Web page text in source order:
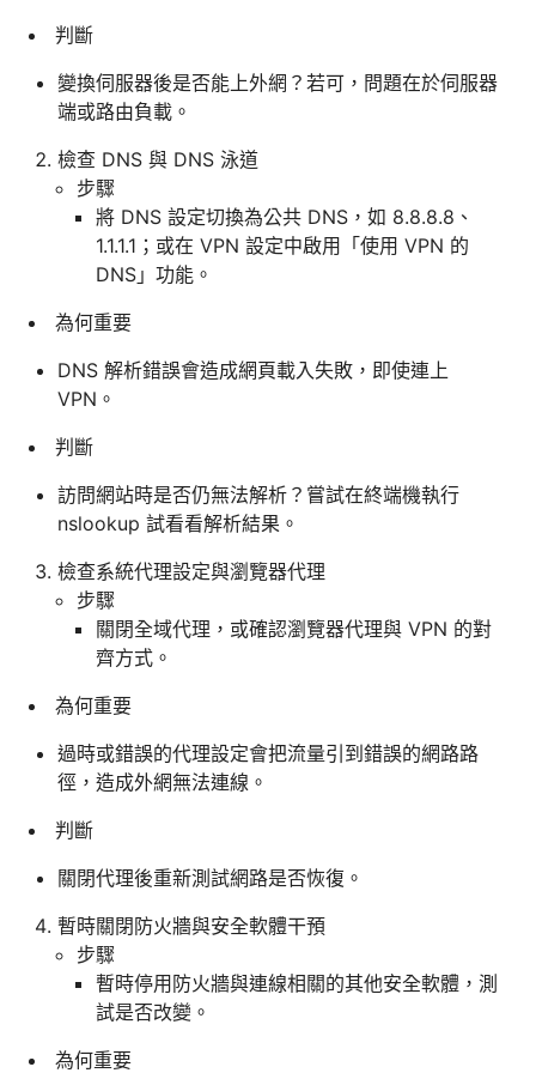
判斷
變換伺服器後是否能上外網？若可，問題在於伺服器
端或路由負載。
檢查 DNS 與 DNS 泳道
步驟
將 DNS 設定切換為公共 DNS，如 8.8.8.8、
1.1.1.1；或在 VPN 設定中啟用「使用 VPN 的
DNS」功能。
為何重要
DNS 解析錯誤會造成網頁載入失敗，即使連上
VPN。
判斷
訪問網站時是否仍無法解析？嘗試在終端機執行
nslookup 試看看解析結果。
檢查系統代理設定與瀏覽器代理
步驟
關閉全域代理，或確認瀏覽器代理與 VPN 的對
齊方式。
為何重要
過時或錯誤的代理設定會把流量引到錯誤的網路路
徑，造成外網無法連線。
判斷
關閉代理後重新測試網路是否恢復。
暫時關閉防火牆與安全軟體干預
步驟
暫時停用防火牆與連線相關的其他安全軟體，測
試是否改變。
為何重要